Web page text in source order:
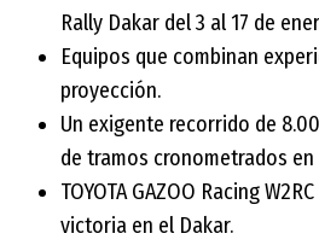
Rally Dakar del 3 al 17 de
Equipos que combinan
proyección.
Un exigente recorrido de
de tramos cronometrados en
TOYOTA GAZOO Racing
victoria en el Dakar.